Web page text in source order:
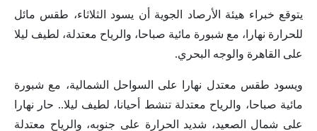
يتوقع خبراء هيئة الأرصاد الجوية أن يسود الثلاثاء، طقس مائل
للحرارة نهارا، مع شبورة مائية صباحا، والرياح معتدلة، لطيف ليلا
على القاهرة والوجه البحري.
ويسود طقس معتدل نهارا على السواحل الشمالية، مع شبورة
مائية صباحا، والرياح معتدلة تنشط أحيانا، لطيف ليلا.. حار نهارا
على شمال الصعيد، شديد الحرارة على جنوبه، والرياح معتدلة